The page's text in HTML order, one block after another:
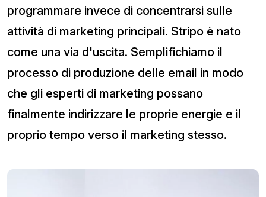
programmare invece di concentrarsi sulle
attività di marketing principali. Stripo è nato
come una via d'uscita. Semplifichiamo il
processo di produzione delle email in modo
che gli esperti di marketing possano
finalmente indirizzare le proprie energie e il
proprio tempo verso il marketing stesso.